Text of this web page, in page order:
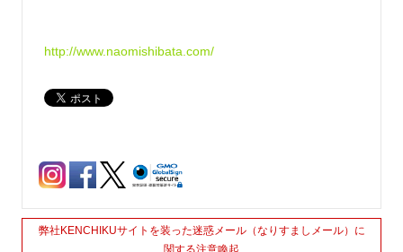
http://www.naomishibata.com/
弊社KENCHIKUサイトを装った迷惑メール（なりすましメール）に
関する注意喚起